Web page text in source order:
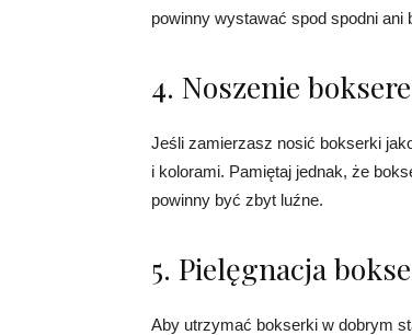
powinny wystawać spod spodni
4. Noszenie
Jeśli zamierzasz nosić bokserki
i kolorami. Pamiętaj jednak, że
powinny być zbyt luźne.
5. Pielęgnacja
Aby utrzymać bokserki w dobrym